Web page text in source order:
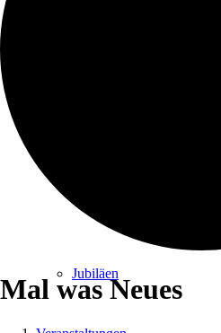
Jubiläen
Mal was Neues